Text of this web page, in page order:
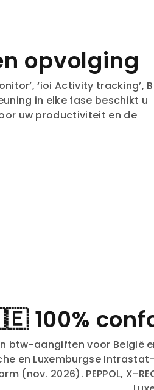
opvolging
‘ioi Activity tracking’,
in elke fase beschikt u
uw productiviteit en de
100%
btw-aangiften voor België
en Luxemburgse
(nov. 2026). PEPPOL, X-